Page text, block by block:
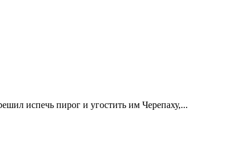
испечь пирог и угостить им Черепаху,...